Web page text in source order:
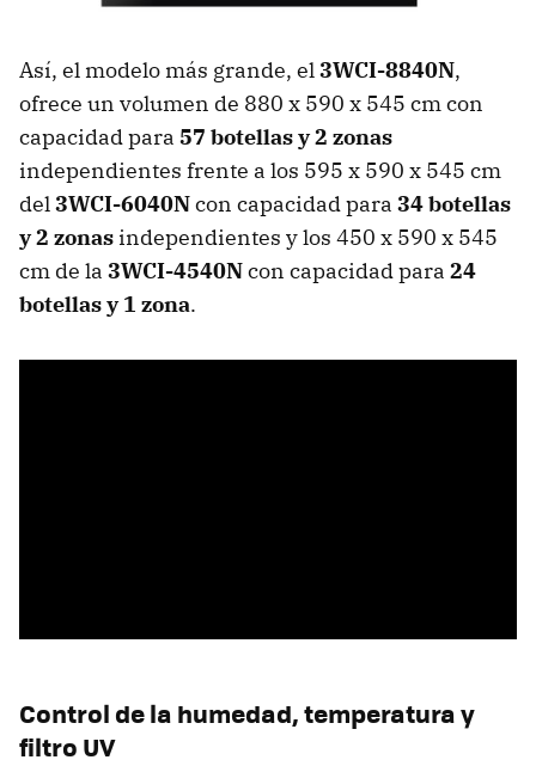
Así, el modelo más grande, el3WCI-8840N,
ofrece un volumen de 880 x 590 x 545 cm con
capacidad para 57 botellas y 2 zonas
independientes frente a los 595 x 590 x 545 cm
del3WCI-6040Ncon capacidad para 34 botellas
y 2 zonas independientes y los 450 x 590 x 545
cm de la 3WCI-4540Ncon capacidad para 24
botellas y 1 zona.
Control de la humedad, temperatura y
filtro UV